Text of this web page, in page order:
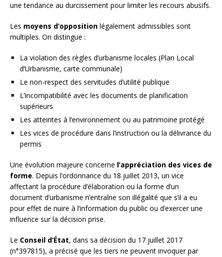
une tendance au durcissement pour limiter les recours abusifs.
Les moyens d’opposition légalement admissibles sont
multiples. On distingue :
La violation des règles d’urbanisme locales (Plan Local
d’Urbanisme, carte communale)
Le non-respect des servitudes d’utilité publique
L’incompatibilité avec les documents de planification
supérieurs
Les atteintes à l’environnement ou au patrimoine protégé
Les vices de procédure dans l’instruction ou la délivrance du
permis
Une évolution majeure concerne l’appréciation des vices de
forme. Depuis l’ordonnance du 18 juillet 2013, un vice
affectant la procédure d’élaboration ou la forme d’un
document d’urbanisme n’entraîne son illégalité que s’il a eu
pour effet de nuire à l’information du public ou d’exercer une
influence sur la décision prise.
Le Conseil d’État, dans sa décision du 17 juillet 2017
(n°397815), a précisé que les tiers ne peuvent invoquer par